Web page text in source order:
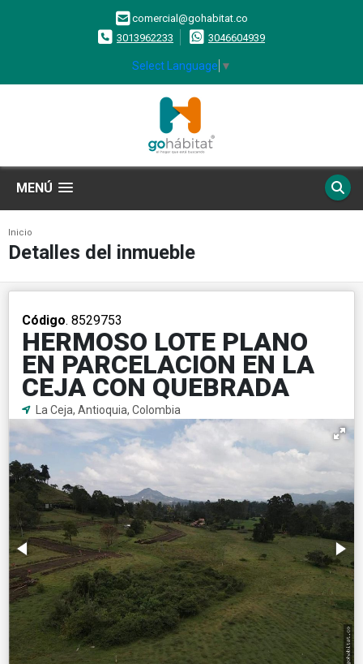
comercial@gohabitat.co
3013962233
3046604939
Select Language ▼
MENÚ
Inicio
Detalles del inmueble
Código. 8529753
HERMOSO LOTE PLANO
EN PARCELACION EN LA
CEJA CON QUEBRADA
La Ceja, Antioquia, Colombia